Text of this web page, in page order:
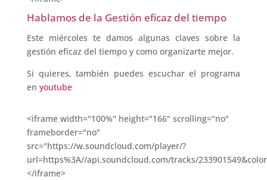
Hablamos de la Gestión eficaz del tiempo
Este miércoles te damos algunas claves sobre la
gestión eficaz del tiempo y como organizarte mejor.
Si quieres, también puedes escuchar el programa
en youtube
<iframe width="100%" height="166" scrolling="no"
frameborder="no"
src="https://w.soundcloud.com/player/?
url=https%3A//api.soundcloud.com/tracks/
</iframe>